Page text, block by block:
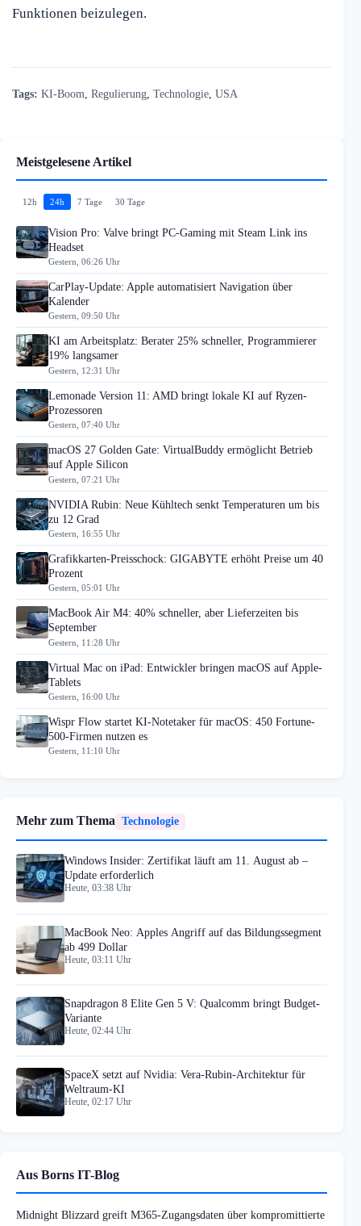
Funktionen beizulegen.
Tags: KI-Boom Regulierung Technologie USA
Meistgelesene Artikel
12h 24h 7 Tage 30 Tage
Vision Pro: Valve bringt PC-Gaming mit Steam Link ins
Headset
Gestern, 06:26 Uhr
CarPlay-Update: Apple automatisiert Navigation über
Kalender
Gestern, 09:50 Uhr
KI am Arbeitsplatz: Berater 25% schneller, Programmierer
19% langsamer
Gestern, 12:31 Uhr
Lemonade Version 11: AMD bringt lokale KI auf Ryzen-
Prozessoren
Gestern, 07:40 Uhr
macOS 27 Golden Gate: VirtualBuddy ermöglicht Betrieb
auf Apple Silicon
Gestern, 07:21 Uhr
NVIDIA Rubin: Neue Kühltech senkt Temperaturen um bis
zu 12 Grad
Gestern, 16:55 Uhr
Grafikkarten-Preisschock: GIGABYTE erhöht Preise um 40
Prozent
Gestern, 05:01 Uhr
MacBook Air M4: 40% schneller, aber Lieferzeiten bis
September
Gestern, 11:28 Uhr
Virtual Mac on iPad: Entwickler bringen macOS auf Apple-
Tablets
Gestern, 16:00 Uhr
Wispr Flow startet KI-Notetaker für macOS: 450 Fortune-
500-Firmen nutzen es
Gestern, 11:10 Uhr
Mehr zum Thema Technologie
Windows Insider: Zertifikat läuft am 11. August ab –
Update erforderlich
Heute, 03:38 Uhr
MacBook Neo: Apples Angriff auf das Bildungssegment
ab 499 Dollar
Heute, 03:11 Uhr
Snapdragon 8 Elite Gen 5 V: Qualcomm bringt Budget-
Variante
Heute, 02:44 Uhr
SpaceX setzt auf Nvidia: Vera-Rubin-Architektur für
Weltraum-KI
Heute, 02:17 Uhr
Aus Borns IT-Blog
Midnight Blizzard greift M365-Zugangsdaten über kompromittierte